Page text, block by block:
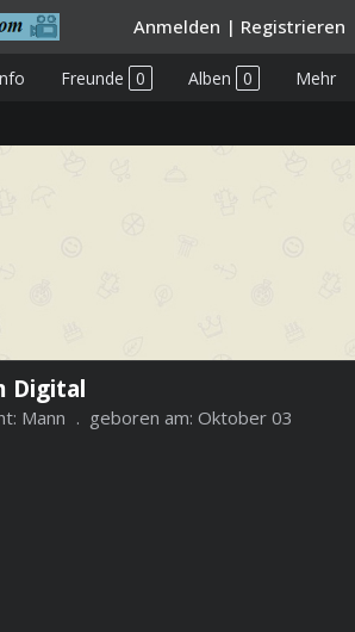
Anmelden | Registrieren
Digital
Mann geboren am: Oktober 03
Freunde 0 Alben 0 Mehr